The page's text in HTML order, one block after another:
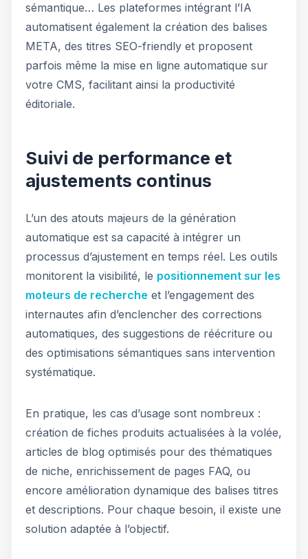
sémantique… Les plateformes intégrant l’IA
automatisent également la création des balises
META, des titres SEO-friendly et proposent
parfois même la mise en ligne automatique sur
votre CMS, facilitant ainsi la productivité
éditoriale.
Suivi de performance et
ajustements continus
L’un des atouts majeurs de la génération
automatique est sa capacité à intégrer un
processus d’ajustement en temps réel. Les outils
monitorent la visibilité, le positionnement sur les
moteurs de recherche et l’engagement des
internautes afin d’enclencher des corrections
automatiques, des suggestions de réécriture ou
des optimisations sémantiques sans intervention
systématique.
En pratique, les cas d’usage sont nombreux :
création de fiches produits actualisées à la volée,
articles de blog optimisés pour des thématiques
de niche, enrichissement de pages FAQ, ou
encore amélioration dynamique des balises titres
et descriptions. Pour chaque besoin, il existe une
solution adaptée à l’objectif.